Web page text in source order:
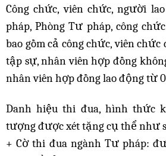
Công chức, viên chức, người
pháp, Phòng Tư pháp, công
bao gồm cả công chức, viên
tập sự, nhân viên hợp đồng
nhân viên hợp đồng lao động từ
Danh hiệu thi đua, hình thức
tượng được xét tặng cụ thể như
+ Cờ thi đua ngành Tư pháp: